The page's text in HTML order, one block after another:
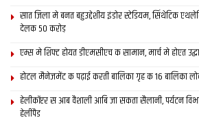
सात जिला मे बनत बहुउद्देशीय इंडोर स्‍टेडि‍यम, सिंथेटिक
देलक 50 करोड़
एम्स मे शिफ्ट होयत डीएमसीएच क सामान, मार्च मे होएत
होटल मैनेजमेंट क पढ़ाई करती बालिका गृह क 16 बालिका
हेलीकॉप्टर स आब वैशाली आबि जा सकता सैलानी, पर्यटन
हेलीपैड